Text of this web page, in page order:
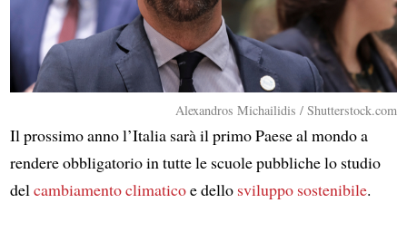
Alexandros Michailidis / Shutterstock.com
Il prossimo anno l’Italia sarà il primo Paese al mondo a
rendere obbligatorio in tutte le scuole pubbliche lo studio
delcambiamento climaticoe dello sviluppo sostenibile.